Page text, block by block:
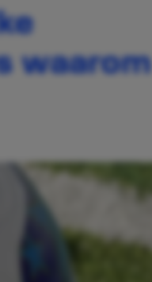
waarom